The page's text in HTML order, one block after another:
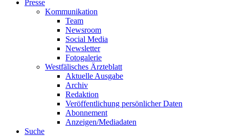
Presse
Kommunikation
Team
Newsroom
Social Media
Newsletter
Fotogalerie
Westfälisches Ärzteblatt
Aktuelle Ausgabe
Archiv
Redaktion
Veröffentlichung persönlicher Daten
Abonnement
Anzeigen/Mediadaten
Suche